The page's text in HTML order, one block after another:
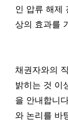
인 압류 해제
상의 효과를
채권자와의
밝히는 것 이
을 안내합니
와 논리를 바